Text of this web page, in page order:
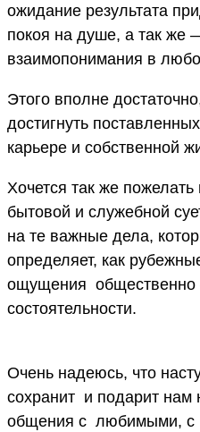
ожидание результата
покоя на душе, а так же
взаимопонимания в
Этого вполне
достигнуть
карьере и собственной
Хочется так же
бытовой и служебной
на те важные дела,
определяет, как
ощущения общественно
состоятельности.
Очень надеюсь, что
сохранит и подарит нам
общения с любимыми, c